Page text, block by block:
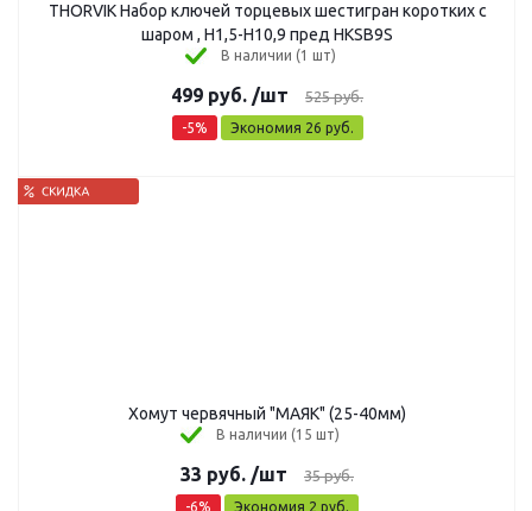
THORVIK Набор ключей торцевых шестигран коротких с
шаром , Н1,5-Н10,9 пред HKSB9S
В наличии (1 шт)
499 руб. /шт 525руб.
-5% Экономия 26 руб.
Хомут червячный "МАЯК" (25-40мм)
В наличии (15 шт)
33 руб. /шт 35руб.
-6% Экономия 2 руб.